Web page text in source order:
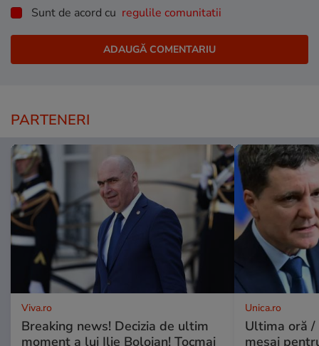
Sunt de acord cu regulile comunitatii
PARTENERI
Viva.ro
Breaking news! Decizia de ultim
moment a lui Ilie Bolojan! Tocmai
Unica.ro
Ultima oră /
mesaj